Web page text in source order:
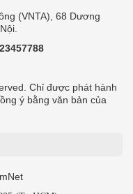
(VNTA), 68 Dương
Chỉ được phát hành
ý bằng văn bản của